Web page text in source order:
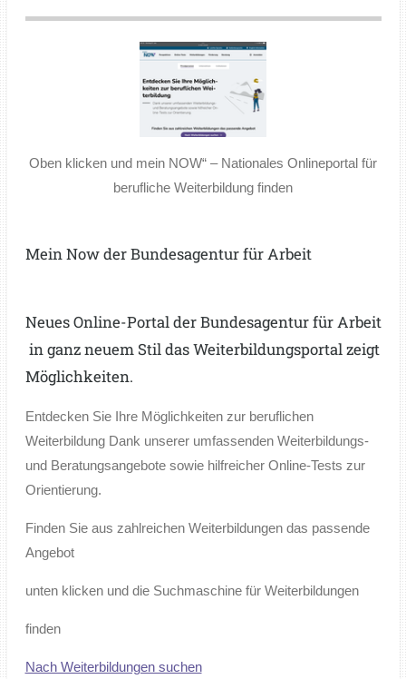
Oben klicken und mein NOW“ – Nationales Onlineportal für
berufliche Weiterbildung finden
Mein Now der Bundesagentur für Arbeit
Neues Online-Portal der Bundesagentur für Arbeit
in ganz neuem Stil das Weiterbildungsportal zeigt
Möglichkeiten.
Entdecken Sie Ihre Möglichkeiten zur beruflichen
Weiterbildung Dank unserer umfassenden Weiterbildungs-
und Beratungsangebote sowie hilfreicher Online-Tests zur
Orientierung.
Finden Sie aus zahlreichen Weiterbildungen das passende
Angebot
unten klicken und die Suchmaschine für Weiterbildungen
finden
Nach Weiterbildungen suchen